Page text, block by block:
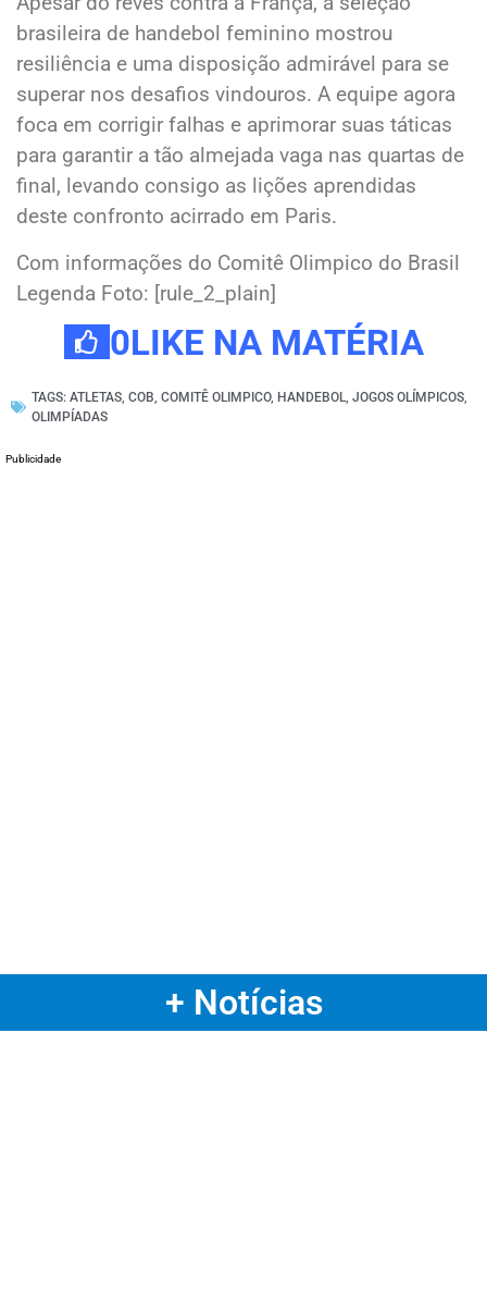
brasileira de handebol feminino mostrou
resiliência e uma disposição admirável para se
superar nos desafios vindouros. A equipe agora
foca em corrigir falhas e aprimorar suas táticas
para garantir a tão almejada vaga nas quartas de
final, levando consigo as lições aprendidas
deste confronto acirrado em Paris.
Com informações do Comitê Olimpico do Brasil
Legenda Foto: [rule_2_plain]
0LIKE NA MATÉRIA
TAGS: ATLETAS, COB, COMITÊ OLIMPICO, HANDEBOL, JOGOS OLÍMPICOS,
OLIMPÍADAS
Publicidade
+ Notícias